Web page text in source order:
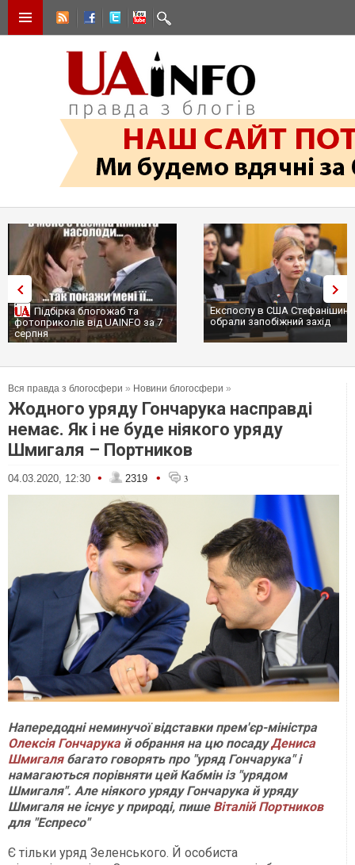
Підбірка блогожаб та
фотоприколів від UAINFO за 7
серпня
Експослу в США
обрали запобіжний захід
Вся правда з блогосфери » Новини блогосфери »
Жодного уряду Гончарука насправді
немає. Як і не буде ніякого уряду
Шмигаля – Портников
04.03.2020, 12:30 • 2319 • 3
Напередодні неминучої відставки прем'єр-міністра
Олексія Гончарукай обрання на цю посадуДениса
Шмигалябагато говорять про "уряд Гончарука" і
намагаються порівняти цей Кабмін із "урядом
Шмигаля". Але ніякого уряду Гончарука й уряду
Шмигаля не існує у природі, пише Віталій Портников
для "Еспресо"
Є тільки уряд Зеленського. Й особиста